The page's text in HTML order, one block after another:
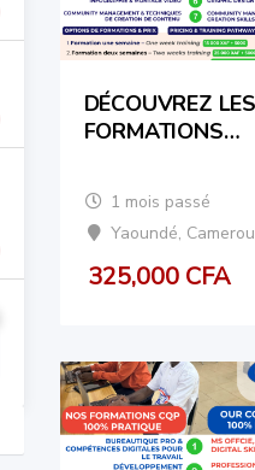
DÉCOUVREZ LES
FORMATIONS
ASSISTANTPRO
ACADEMY !
1 mois passé
Yaoundé,
325,000 CFA